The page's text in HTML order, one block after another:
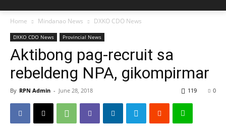
Home Mindanao News DXKO CDO News
DXKO CDO News Provincial News
Aktibong pag-recruit sa
rebeldeng NPA, gikompirmar
By RPN Admin - June 28, 2018 0
119